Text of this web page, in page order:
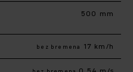
500 mm
bez bremena 17 km/h